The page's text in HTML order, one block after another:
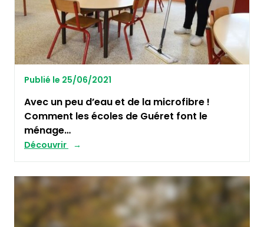
Publié le 25/06/2021
Avec un peu d’eau et de la microfibre !
Comment les écoles de Guéret font le
ménage…
Découvrir